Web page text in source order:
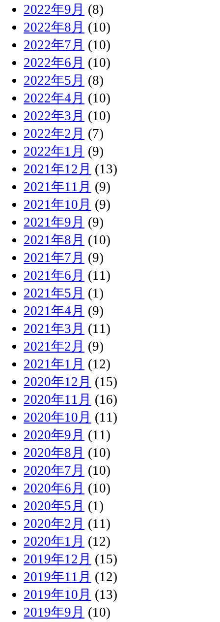
2022年9月 (8)
2022年8月 (10)
2022年7月 (10)
2022年6月 (10)
2022年5月 (8)
2022年4月 (10)
2022年3月 (10)
2022年2月 (7)
2022年1月 (9)
2021年12月 (13)
2021年11月 (9)
2021年10月 (9)
2021年9月 (9)
2021年8月 (10)
2021年7月 (9)
2021年6月 (11)
2021年5月 (1)
2021年4月 (9)
2021年3月 (11)
2021年2月 (9)
2021年1月 (12)
2020年12月 (15)
2020年11月 (16)
2020年10月 (11)
2020年9月 (11)
2020年8月 (10)
2020年7月 (10)
2020年6月 (10)
2020年5月 (1)
2020年2月 (11)
2020年1月 (12)
2019年12月 (15)
2019年11月 (12)
2019年10月 (13)
2019年9月 (10)